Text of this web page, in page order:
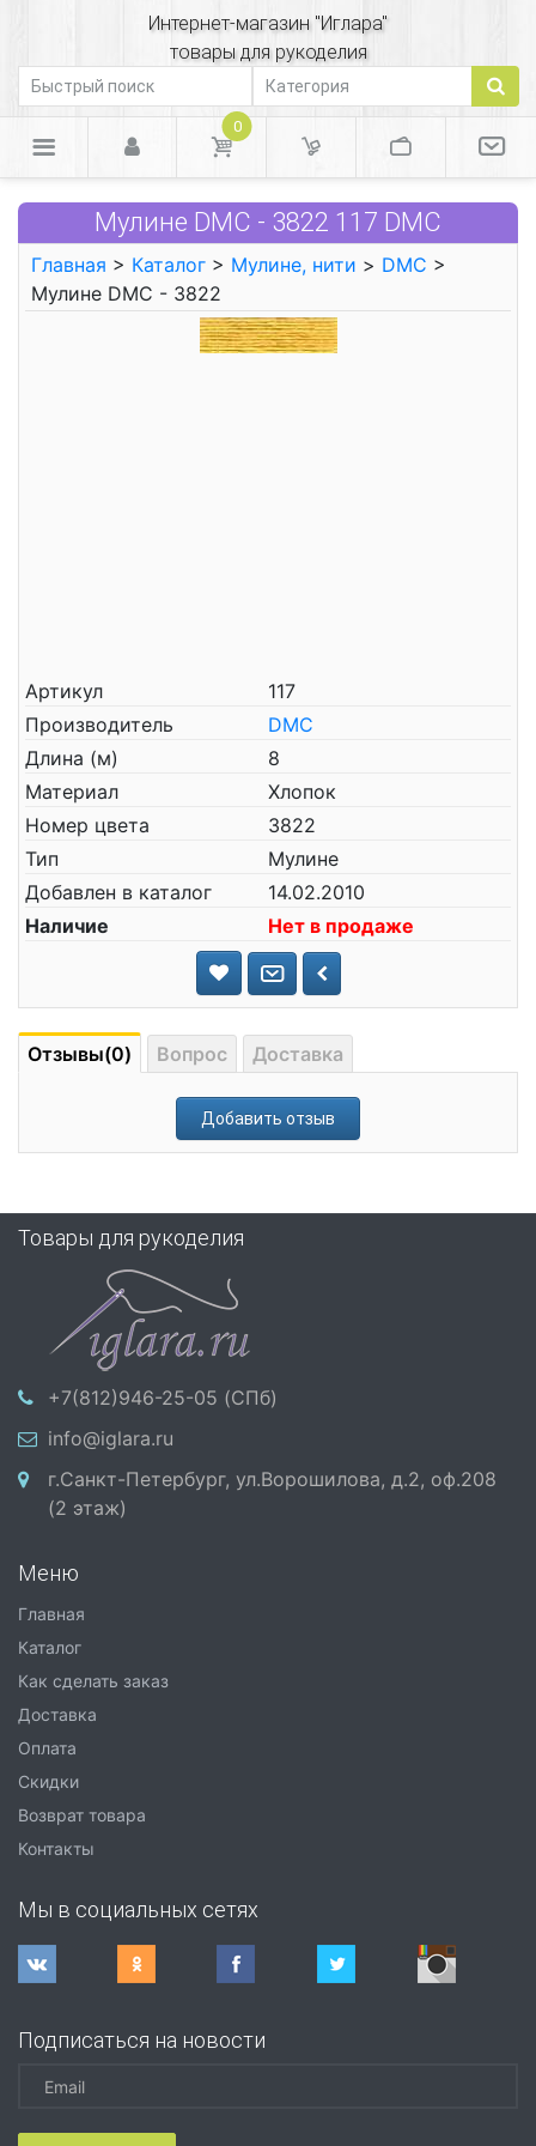
Интернет-магазин "Иглара"
товары для рукоделия
0
Мулине DMC - 3822 117 DMC
Главная > Каталог > Мулине, нити > DMC >
Мулине DMC - 3822
Артикул
117
Производитель
DMC
Длина (м)
8
Материал
Хлопок
Номер цвета
3822
Тип
Мулине
Добавлен в каталог
14.02.2010
Наличие
Нет в продаже
Отзывы(0) Вопрос Доставка
Добавить отзыв
Товары для рукоделия
+7(812)946-25-05 (СПб)
info@iglara.ru
г.Санкт-Петербург, ул.Ворошилова, д.2, оф.208
(2 этаж)
Меню
Главная
Каталог
Как сделать заказ
Доставка
Оплата
Скидки
Возврат товара
Контакты
Мы в социальных сетях
Подписаться на новости